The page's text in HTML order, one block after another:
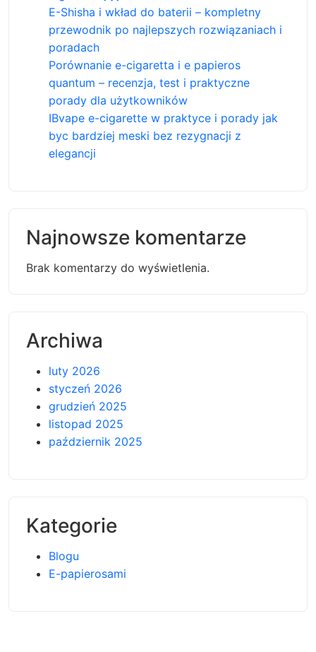
E-Shisha i wkład do baterii – kompletny
przewodnik po najlepszych rozwiązaniach i
poradach
Porównanie e-cigaretta i e papieros
quantum – recenzja, test i praktyczne
porady dla użytkowników
IBvape e-cigarette w praktyce i porady jak
byc bardziej meski bez rezygnacji z
elegancji
Najnowsze komentarze
Brak komentarzy do wyświetlenia.
Archiwa
luty 2026
styczeń 2026
grudzień 2025
listopad 2025
październik 2025
Kategorie
Blogu
E-papierosami